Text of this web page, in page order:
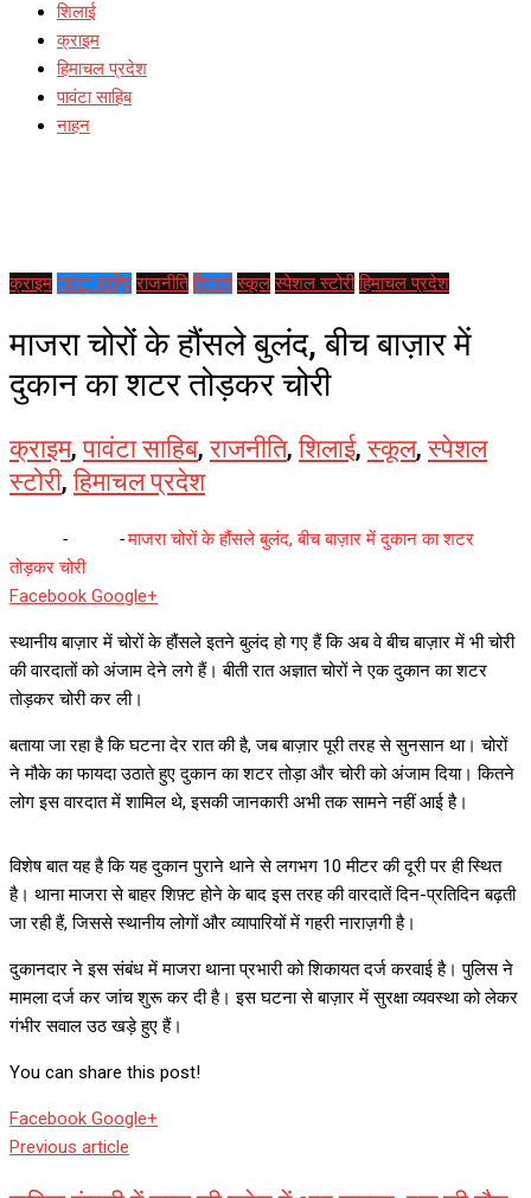
शिलाई
क्राइम
हिमाचल प्रदेश
पावंटा साहिब
नाहन
क्राइम पावंटा साहिब राजनीति शिलाई स्कूल स्पेशल स्टोरी हिमाचल प्रदेश
माजरा चोरों के हौंसले बुलंद, बीच बाज़ार में
दुकान का शटर तोड़कर चोरी
क्राइम,पावंटा साहिब,राजनीति,शिलाई,स्कूल,स्पेशल
स्टोरी,हिमाचल प्रदेश
- -माजरा चोरों के हौंसले बुलंद, बीच बाज़ार में दुकान का शटर
तोड़कर चोरी
Facebook Google+
Email
स्थानीय बाज़ार में चोरों के हौंसले इतने बुलंद हो गए हैं कि अब वे बीच बाज़ार में भी चोरी
की वारदातों को अंजाम देने लगे हैं। बीती रात अज्ञात चोरों ने एक दुकान का शटर
तोड़कर चोरी कर ली।
बताया जा रहा है कि घटना देर रात की है, जब बाज़ार पूरी तरह से सुनसान था। चोरों
ने मौके का फायदा उठाते हुए दुकान का शटर तोड़ा और चोरी को अंजाम दिया। कितने
लोग इस वारदात में शामिल थे, इसकी जानकारी अभी तक सामने नहीं आई है।
विशेष बात यह है कि यह दुकान पुराने थाने से लगभग 10 मीटर की दूरी पर ही स्थित
है। थाना माजरा से बाहर शिफ़्ट होने के बाद इस तरह की वारदातें दिन-प्रतिदिन बढ़ती
जा रही हैं, जिससे स्थानीय लोगों और व्यापारियों में गहरी नाराज़गी है।
दुकानदार ने इस संबंध में माजरा थाना प्रभारी को शिकायत दर्ज करवाई है। पुलिस ने
मामला दर्ज कर जांच शुरू कर दी है। इस घटना से बाज़ार में सुरक्षा व्यवस्था को लेकर
गंभीर सवाल उठ खड़े हुए हैं।
You can share this post!
Facebook Google+
Previous article